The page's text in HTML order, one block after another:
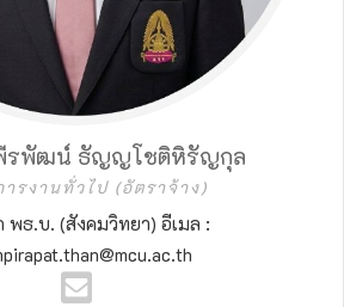
รพัฒน์ ธัญญโชติหิรัญกุล
ารงานทั่วไป (อัตราจ้าง)
พธ.บ. (สังคมวิทยา) อีเมล :